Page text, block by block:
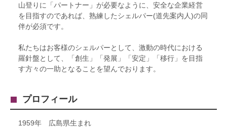
山登りに「パートナー」が必要なように、安全な企業経営
を目指すのであれば、熟練したシェルパー(道先案内人)の同
伴が必須です。
私たちはお客様のシェルパーとして、激動の時代における
羅針盤として、「創生」「発展」「安定」「移行」を目指
す方々の一助となることを望んでおります。
プロフィール
1959年 広島県生まれ